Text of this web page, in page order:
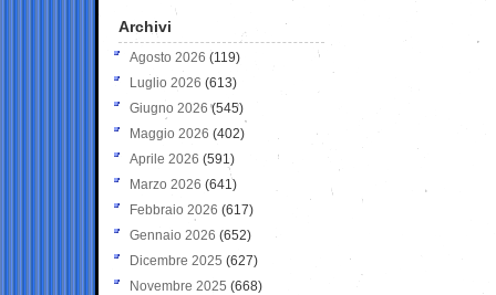
Archivi
Agosto 2026 (119)
Luglio 2026 (613)
Giugno 2026 (545)
Maggio 2026 (402)
Aprile 2026 (591)
Marzo 2026 (641)
Febbraio 2026 (617)
Gennaio 2026 (652)
Dicembre 2025 (627)
Novembre 2025 (668)